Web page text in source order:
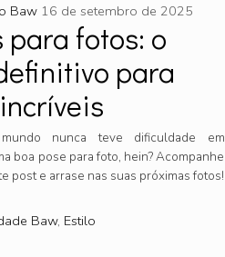
para fotos: o
para
Baw 16 de setembro de 2025
nunca teve dificuldade em
boa pose para foto, hein? Acompanhe
post e arrase nas suas próximas fotos!
Baw, Estilo